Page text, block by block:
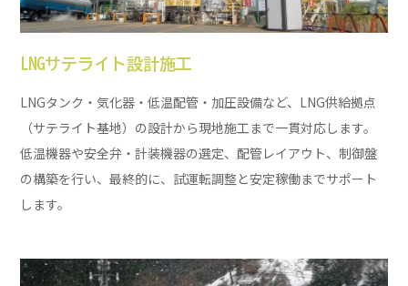
LNGサテライト設計施工
LNGタンク・気化器・低温配管・加圧設備など、LNG供給拠点
（サテライト基地）の設計から現地施工まで一貫対応します。
低温機器や安全弁・計装機器の選定、配管レイアウト、制御盤
の構築を行い、最終的に、試運転調整と安定稼働までサポート
します。